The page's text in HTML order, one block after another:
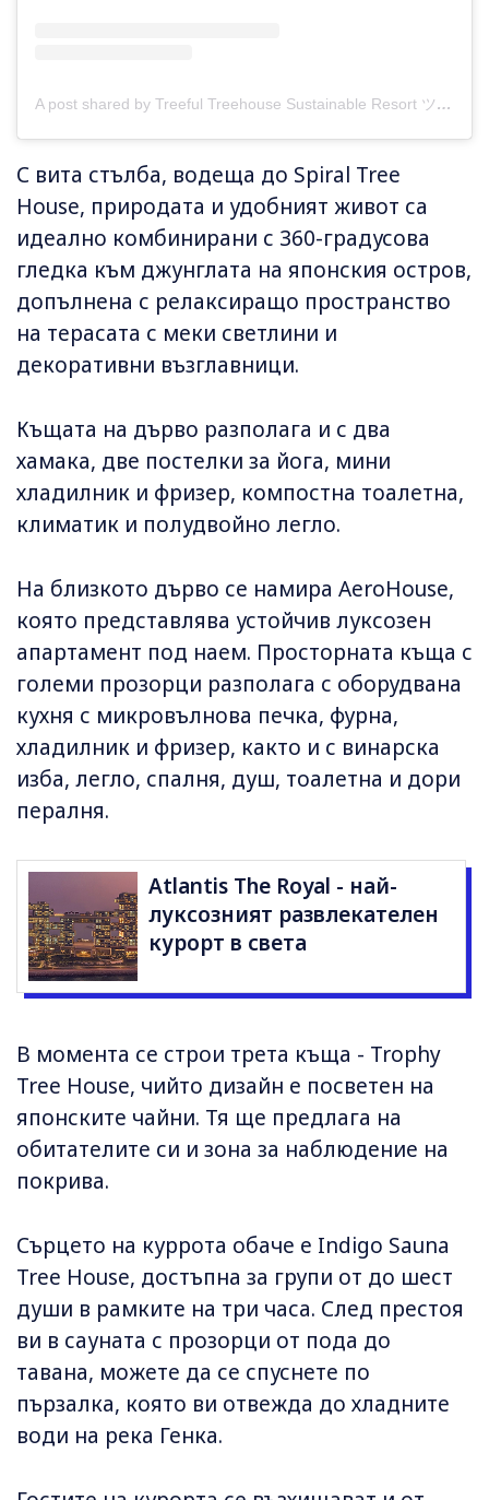
A post shared by Treeful Treehouse Sustainable Resort ツリーフルツリーハウスサステイナブルリゾート (@treeful.treehouse)
С вита стълба, водеща до Spiral Tree
House, природата и удобният живот са
идеално комбинирани с 360-градусова
гледка към джунглата на японския остров,
допълнена с релаксиращо пространство
на терасата с меки светлини и
декоративни възглавници.
Къщата на дърво разполага и с два
хамака, две постелки за йога, мини
хладилник и фризер, компостна тоалетна,
климатик и полудвойно легло.
На близкото дърво се намира AeroHouse,
която представлява устойчив луксозен
апартамент под наем. Просторната къща с
големи прозорци разполага с оборудвана
кухня с микровълнова печка, фурна,
хладилник и фризер, както и с винарска
изба, легло, спалня, душ, тоалетна и дори
пералня.
Atlantis The Royal - най-
луксозният развлекателен
курорт в света
В момента се строи трета къща - Trophy
Tree House, чийто дизайн е посветен на
японските чайни. Тя ще предлага на
обитателите си и зона за наблюдение на
покрива.
Сърцето на куррота обаче е Indigo Sauna
Tree House, достъпна за групи от до шест
души в рамките на три часа. След престоя
ви в сауната с прозорци от пода до
тавана, можете да се спуснете по
пързалка, която ви отвежда до хладните
води на река Генка.